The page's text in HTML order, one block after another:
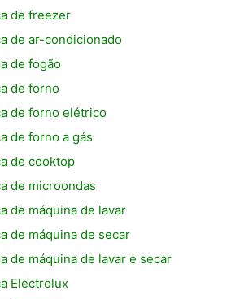
de freezer
de ar-condicionado
de fogão
de forno
de forno elétrico
de forno a gás
de cooktop
de microondas
de máquina de lavar
de máquina de secar
de máquina de lavar e secar
Electrolux